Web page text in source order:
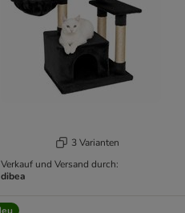
3 Varianten
Verkauf und Versand durch:
dibea